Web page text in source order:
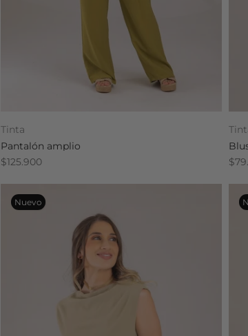
Tinta
Pantalón amplio
$125.900
Nuevo